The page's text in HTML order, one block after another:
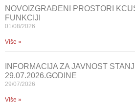
NOVOIZGRAĐENI PROSTORI
FUNKCIJI
01/08/2026
Više »
INFORMACIJA ZA JAVNOST
29.07.2026.GODINE
29/07/2026
Više »